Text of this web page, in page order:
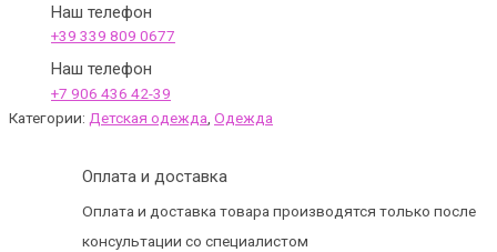
Наш телефон
+39 339 809 0677
Наш телефон
+7 906 436 42-39
Категории: Детская одежда, Одежда
Оплата и доставка
Оплата и доставка товара производятся только после
консультации со специалистом